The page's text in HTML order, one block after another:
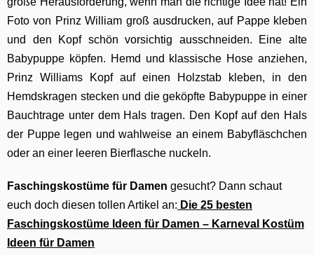
Foto von Prinz William groß ausdrucken, auf Pappe kleben
und den Kopf schön vorsichtig ausschneiden. Eine alte
Babypuppe köpfen. Hemd und klassische Hose anziehen,
Prinz Williams Kopf auf einen Holzstab kleben, in den
Hemdskragen stecken und die geköpfte Babypuppe in einer
Bauchtrage unter dem Hals tragen. Den Kopf auf den Hals
der Puppe legen und wahlweise an einem Babyfläschchen
oder an einer leeren Bierflasche nuckeln.
Faschingskostüme für Damen gesucht? Dann schaut
euch doch diesen tollen Artikel an: Die 25 besten
Faschingskostüme Ideen für Damen – Karneval Kostüm
Ideen für Damen